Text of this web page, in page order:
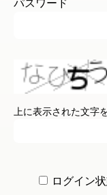
パスワード
上に表示された文字
ログイン